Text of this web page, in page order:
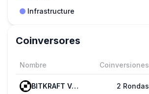
Infrastructure
Coinversores
Nombre Coinversiones
BITKRAFT Ventures 2 Rondas